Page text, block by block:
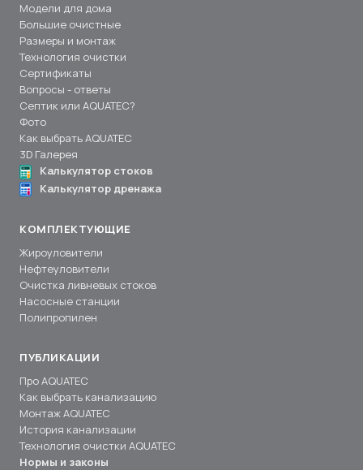
Модели для дома
Большие очистные
Размеры и монтаж
Технология очистки
Сертификаты
Вопросы - ответы
Септик или AQUATEC?
Фото
Как выбрать AQUATEC
3D Галерея
Калькулятор стоков
Калькулятор дренажа
КОМПЛЕКТУЮЩИЕ
Жироуловители
Нефтеуловители
Очистка ливневых стоков
Насосные станции
Полипропилен
ПУБЛИКАЦИИ
Про AQUATEC
Как выбрать канализацию
Монтаж AQUATEC
История канализации
Технология очистки AQUATEC
Нормы и законы